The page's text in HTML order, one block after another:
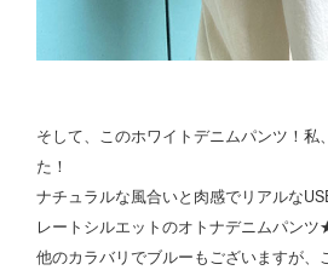
そして、このホワイトデニムパンツ！私
た！
ナチュラルな風合いと肉感でリアルな
レートシルエットのオトナデニムパン
他のカラバリでブルーもございますが、